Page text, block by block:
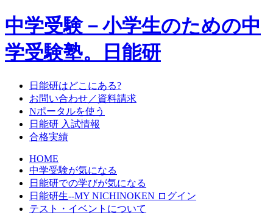
中学受験－小学生のための中
学受験塾。日能研
日能研はどこにある?
お問い合わせ／資料請求
Nポータルを使う
日能研 入試情報
合格実績
HOME
中学受験が気になる
日能研での学びが気になる
日能研生--MY NICHINOKEN ログイン
テスト・イベントについて